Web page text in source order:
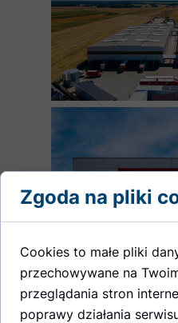
Zgoda na pliki
Cookies to małe pliki
przechowywane na
przeglądania stron
poprawy działania